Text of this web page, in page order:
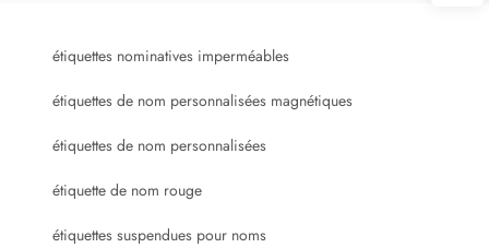
étiquettes nominatives imperméables
étiquettes de nom personnalisées magnétiques
étiquettes de nom personnalisées
étiquette de nom rouge
étiquettes suspendues pour noms